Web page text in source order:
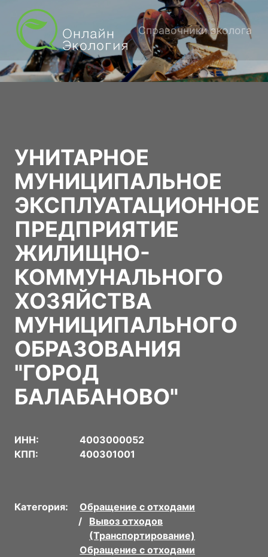
Справочники эколога
УНИТАРНОЕ
МУНИЦИПАЛЬНОЕ
ЭКСПЛУАТАЦИОННОЕ
ПРЕДПРИЯТИЕ
ЖИЛИЩНО-
КОММУНАЛЬНОГО
ХОЗЯЙСТВА
МУНИЦИПАЛЬНОГО
ОБРАЗОВАНИЯ
"ГОРОД
БАЛАБАНОВО"
ИНН:
4003000052
КПП:
400301001
Категория:
Обращение с отходами
Вывоз отходов
(Транспортирование)
Обращение с отходами